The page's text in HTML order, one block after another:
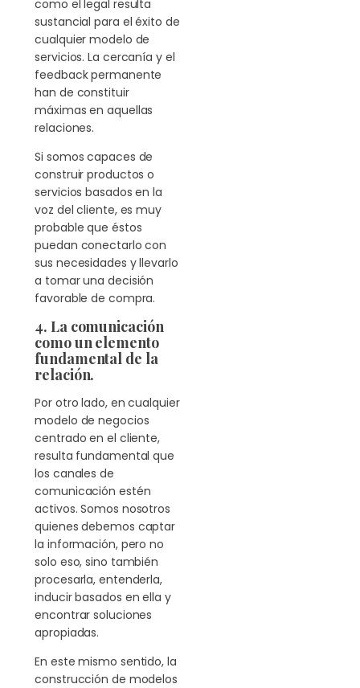
como el legal resulta
sustancial para el éxito de
cualquier modelo de
servicios. La cercanía y el
feedback permanente
han de constituir
máximas en aquellas
relaciones.
Si somos capaces de
construir productos o
servicios basados en la
voz del cliente, es muy
probable que éstos
puedan conectarlo con
sus necesidades y llevarlo
a tomar una decisión
favorable de compra.
4. La comunicación
como un elemento
fundamental de la
relación.
Por otro lado, en cualquier
modelo de negocios
centrado en el cliente,
resulta fundamental que
los canales de
comunicación estén
activos. Somos nosotros
quienes debemos captar
la información, pero no
solo eso, sino también
procesarla, entenderla,
inducir basados en ella y
encontrar soluciones
apropiadas.
En este mismo sentido, la
construcción de modelos